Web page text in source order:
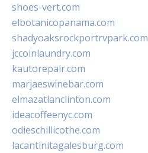
shoes-vert.com
elbotanicopanama.com
shadyoaksrockportrvpark.com
jccoinlaundry.com
kautorepair.com
marjaeswinebar.com
elmazatlanclinton.com
ideacoffeenyc.com
odieschillicothe.com
lacantinitagalesburg.com